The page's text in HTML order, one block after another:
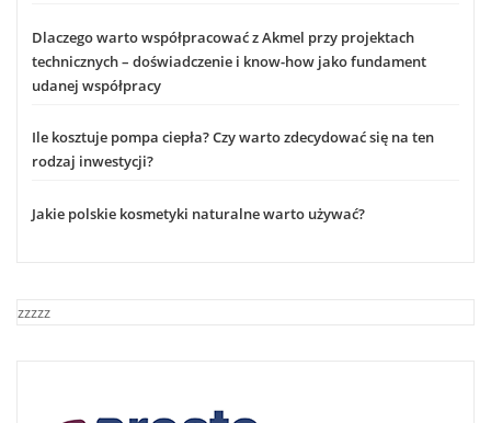
Dlaczego warto współpracować z Akmel przy projektach
technicznych – doświadczenie i know-how jako fundament
udanej współpracy
Ile kosztuje pompa ciepła? Czy warto zdecydować się na ten
rodzaj inwestycji?
Jakie polskie kosmetyki naturalne warto używać?
zzzzz